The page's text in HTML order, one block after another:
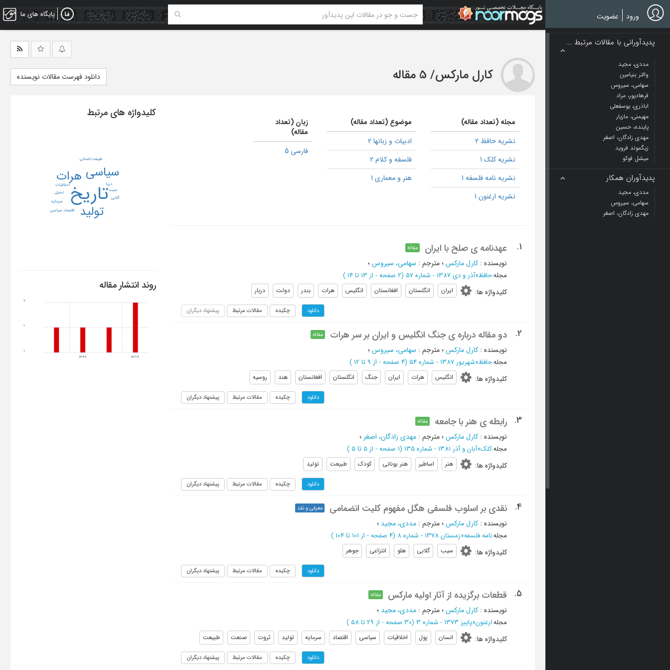
Skip
to
main
پایگاه های ما ورود عضویت
پدیدآورانی با مقالات مرتبط ...
مددی، مجید
والتر بنیامین
سهامی، سیروس
فرهادپور، مراد
اباذری، یوسفعلی
مهیمنی، مازیار
پاینده، حسین
مهدی زادگان، اصغر
زیگموند فروید
میشل فوکو
پدیدآوران همکار
مددی، مجید
سهامی، سیروس
مهدی زادگان، اصغر
کارل مارکس/ 5 مقاله دانلود فهرست مقالات نویسنده
مجله (تعداد مقاله)
نشریه حافظ 2
نشریه کلک 1
نشریه نامه فلسفه 1
نشریه ارغنون 1
موضوع (تعداد مقاله)
ادبیات و زبانها 2
فلسفه و کلام 2
هنر و معماری 1
زبان (تعداد
مقاله)
فارسی 5
1. عهدنامه ی صلح با ایران مقاله
نویسنده : کارل مارکس؛مترجم : سهامی، سیروس؛
مجله:حافظ»آذر و دی 1387 - شماره 57 (‎2 صفحه - از 13 تا 14 )
کلیدواژه ها: ایران انگلستان افغانستان انگلیس هرات بندر دولت دربار
دانلود چکیده مقالات مرتبط پیشنهاد دیگران
2. دو مقاله درباره ی جنگ انگلیس و ایران بر سر هرات مقاله
نویسنده : کارل مارکس؛مترجم : سهامی، سیروس؛
مجله:حافظ»شهریور 1387 - شماره 54 (‎4 صفحه - از 9 تا 12 )
کلیدواژه ها: انگلیس هرات ایران جنگ انگلستان افغانستان هند روسیه
دانلود چکیده مقالات مرتبط پیشنهاد دیگران
3. رابطه ی هنر با جامعه مقاله
نویسنده : کارل مارکس؛مترجم : مهدی زادگان، اصغر ؛
مجله:کلک»آبان و آذر 1381 - شماره 135 (‎1 صفحه - از 5 تا 5 )
کلیدواژه ها: هنر اساطیر هنر یونانی کودک طبیعت تولید
دانلود چکیده مقالات مرتبط پیشنهاد دیگران
4. نقدی بر اسلوب فلسفی هگل مفهوم کلیت انضمامی معرفی و نقد
نویسنده : کارل مارکس؛مترجم : مددی، مجید ؛
مجله:نامه فلسفه»زمستان 1378 - شماره 8 (‎4 صفحه - از 101 تا 104 )
کلیدواژه ها: سیب گلابی هلو انتزاعی جوهر
دانلود چکیده مقالات مرتبط پیشنهاد دیگران
5. قطعات برگزیده از آثار اولیه مارکس مقاله
نویسنده : کارل مارکس؛مترجم : مددی، مجید ؛
مجله:ارغنون»پاييز 1373 - شماره 3 (‎30 صفحه - از 29 تا 58 )
کلیدواژه ها: انسان پول اخلاقیات سیاسی اقتصاد سرمایه تولید ثروت صنعت طبیعت
دانلود چکیده مقالات مرتبط پیشنهاد دیگران
کلیدواژه های مرتبط
تاریخ
تولید
سیاسی هرات
اخلاقیات
اقتصاد سیاسی
تخیل
دریا
سرمایه
سیب
طبیعت انسانی
گلابی
روند انتشار مقاله
1378 1387
0
1
2